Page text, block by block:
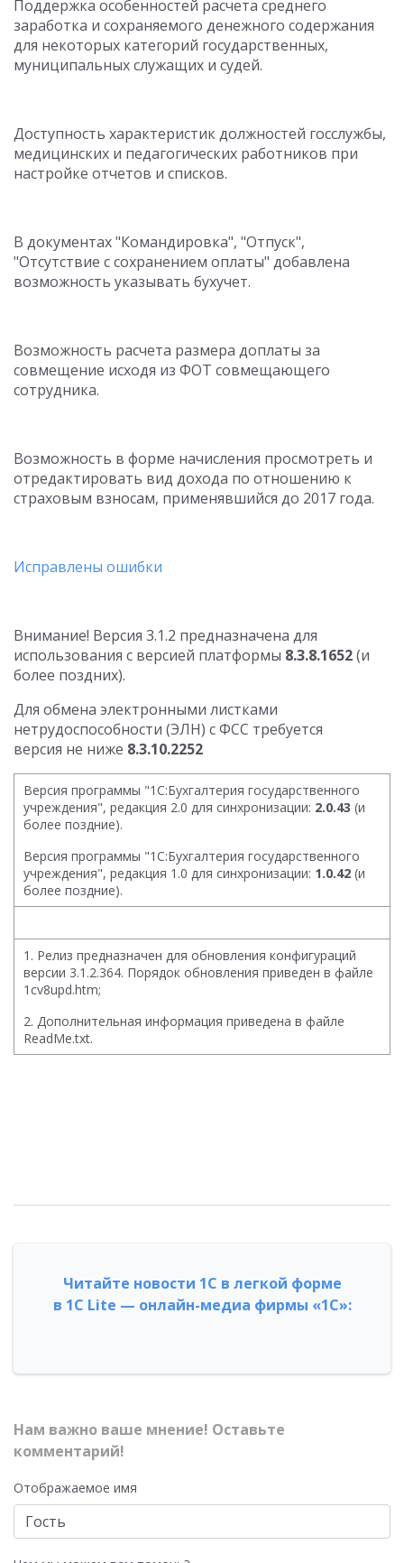
Поддержка особенностей расчета среднего
заработка и сохраняемого денежного содержания
для некоторых категорий государственных,
муниципальных служащих и судей.
Доступность характеристик должностей госслужбы,
медицинских и педагогических работников при
настройке отчетов и списков.
В документах "Командировка", "Отпуск",
"Отсутствие с сохранением оплаты" добавлена
возможность указывать бухучет.
Возможность расчета размера доплаты за
совмещение исходя из ФОТ совмещающего
сотрудника.
Возможность в форме начисления просмотреть и
отредактировать вид дохода по отношению к
страховым взносам, применявшийся до 2017 года.
Исправлены ошибки
Внимание! Версия 3.1.2 предназначена для
использования с версией платформы 8.3.8.1652(и
более поздних).
Для обмена электронными листками
нетрудоспособности (ЭЛН) с ФСС требуется
версия не ниже 8.3.10.2252
Версия программы "1С:Бухгалтерия государственного
учреждения", редакция 2.0 для синхронизации: 2.0.43 (и
более поздние).
Версия программы "1С:Бухгалтерия государственного
учреждения", редакция 1.0 для синхронизации: 1.0.42 (и
более поздние).
1. Релиз предназначен для обновления конфигураций
версии 3.1.2.364. Порядок обновления приведен в файле
1cv8upd.htm;
2. Дополнительная информация приведена в файле
ReadMe.txt.
Читайте новости 1С в легкой форме
в 1С Lite — онлайн-медиа фирмы «1С»:
Нам важно ваше мнение! Оставьте
комментарий!
Отображаемое имя